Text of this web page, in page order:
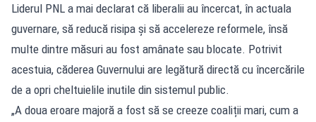
Liderul PNL a mai declarat că liberalii au încercat, în actuala
guvernare, să reducă risipa și să accelereze reformele, însă
multe dintre măsuri au fost amânate sau blocate. Potrivit
acestuia, căderea Guvernului are legătură directă cu încercările
de a opri cheltuielile inutile din sistemul public.
„A doua eroare majoră a fost să se creeze coaliții mari, cum a